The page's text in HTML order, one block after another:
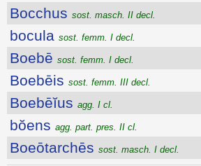
Bocchus sost. masch. II decl.
bocula sost. femm. I decl.
Boebē sost. femm. I decl.
Boebēis sost. femm. III decl.
Boebēĭus agg. I cl.
bŏens agg. part. pres. II cl.
Boeōtarchēs sost. masch. I decl.